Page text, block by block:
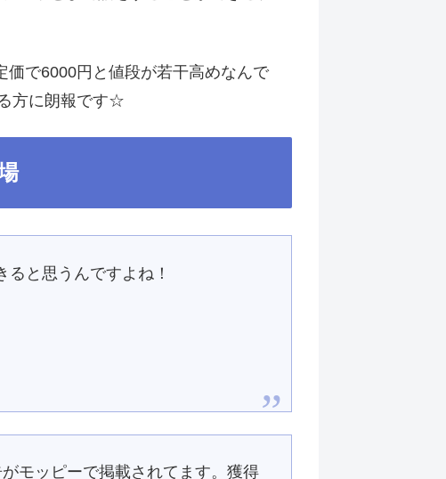
価で6000円と値段が若干高めなんで
方に朗報です☆
と思うんですよね！
モッピーで掲載されてます。獲得